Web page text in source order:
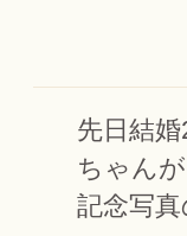
先日結
ちゃんが
記念写